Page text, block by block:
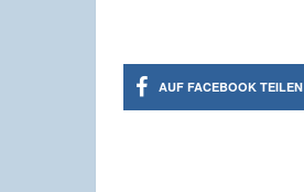
AUF FACEBOOK TEILEN